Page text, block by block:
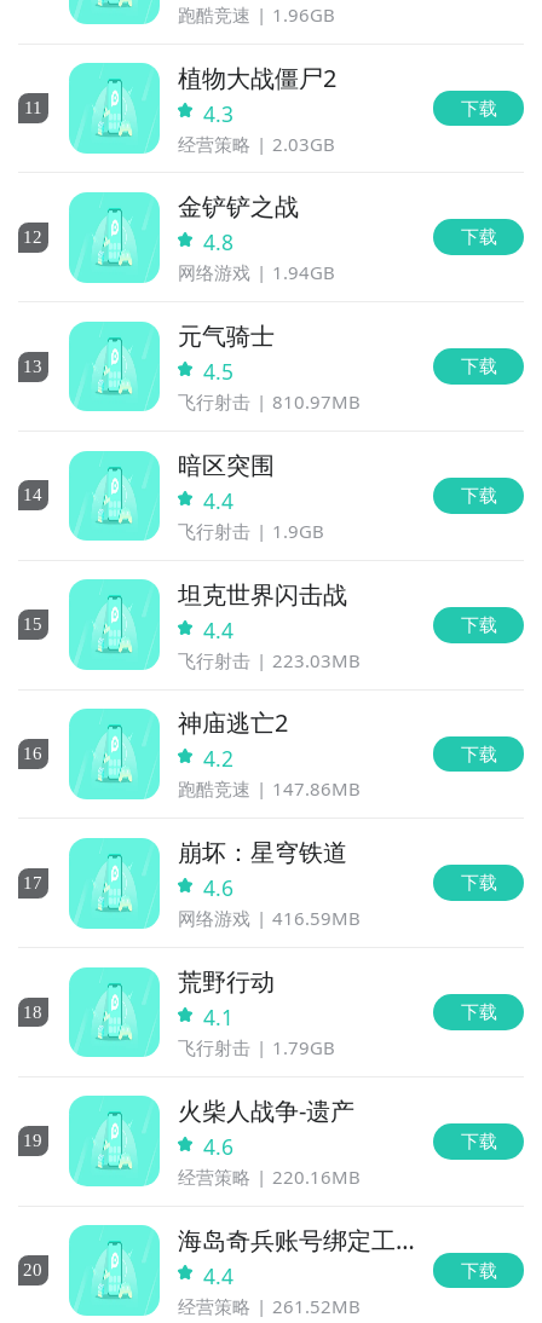
跑酷竞速 1.96GB
11
植物大战僵尸2
4.3
经营策略 2.03GB
下载
12
金铲铲之战
4.8
网络游戏 1.94GB
下载
13
元气骑士
4.5
飞行射击 810.97MB
下载
14
暗区突围
4.4
飞行射击 1.9GB
下载
15
坦克世界闪击战
4.4
飞行射击 223.03MB
下载
16
神庙逃亡2
4.2
跑酷竞速 147.86MB
下载
17
崩坏：星穹铁道
4.6
网络游戏 416.59MB
下载
18
荒野行动
4.1
飞行射击 1.79GB
下载
19
火柴人战争-遗产
4.6
经营策略 220.16MB
下载
20
海岛奇兵账号绑定工
具 4.4
经营策略 261.52MB
下载